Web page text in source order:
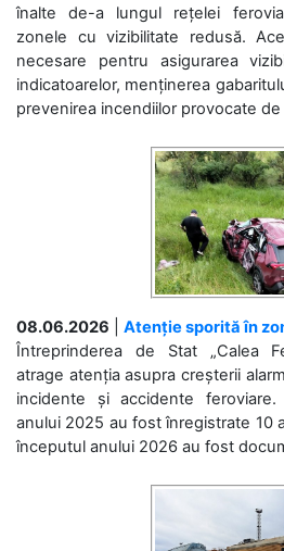
înalte de-a lungul rețelei
zonele cu vizibilitate redusă.
necesare pentru asigurarea
indicatoarelor, menținerea
prevenirea incendiilor provocate
08.06.2026
Atenție sporită în
Întreprinderea de Stat „Calea
atrage atenția asupra creșterii
incidente și accidente
anului 2025 au fost înregistrate 10
începutul anului 2026 au fost